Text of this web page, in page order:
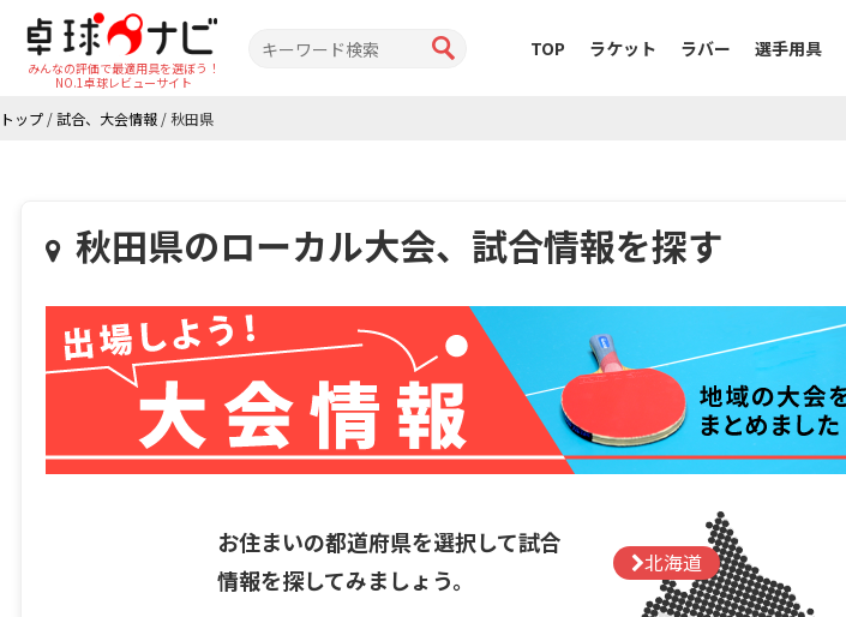
みんなの評価で最適用具を選ぼう！
NO.1卓球レビューサイト
TOP ラケット ラバー 選手用具
トップ /試合、大会情報 / 秋田県
秋田県のローカル大会、試合情報を探す
お住まいの都道府県を選択して試合
情報を探してみましょう。
北海道